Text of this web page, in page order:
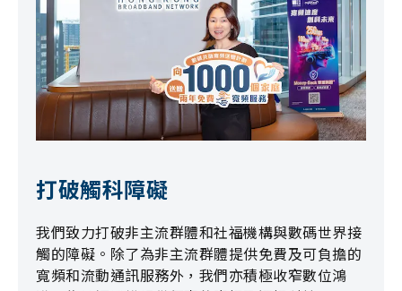
打破觸科障礙
我們致力打破非主流群體和社福機構與數碼世界接
觸的障礙。除了為非主流群體提供免費及可負擔的
寬頻和流動通訊服務外，我們亦積極收窄數位鴻